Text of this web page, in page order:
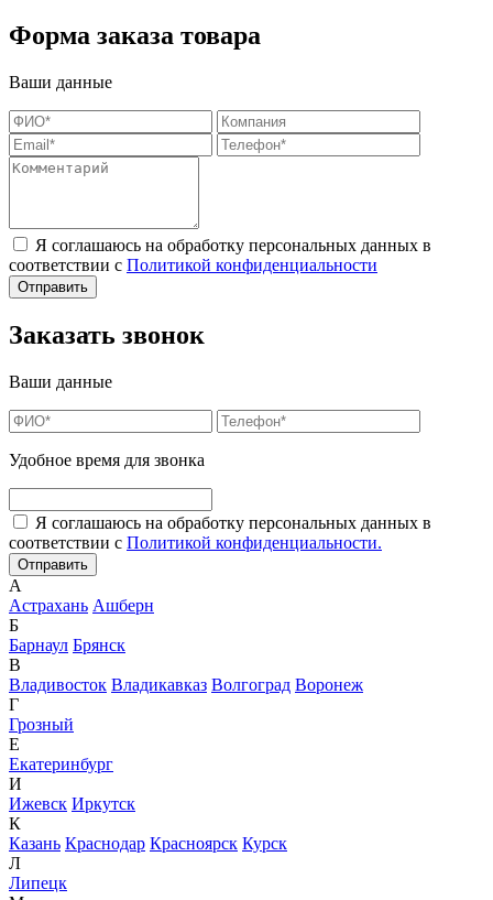
Форма заказа товара
Ваши данные
Я соглашаюсь на обработку персональных данных в
соответствии с Политикой конфиденциальности
Заказать звонок
Ваши данные
Удобное время для звонка
Я соглашаюсь на обработку персональных данных в
соответствии с Политикой конфиденциальности.
А
Астрахань Ашберн
Б
Барнаул Брянск
В
Владивосток Владикавказ Волгоград Воронеж
Г
Грозный
Е
Екатеринбург
И
Ижевск Иркутск
К
Казань Краснодар Красноярск Курск
Л
Липецк